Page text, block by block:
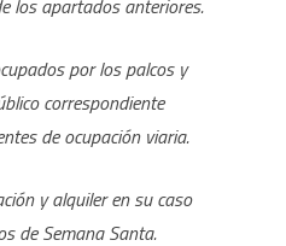
los apartados anteriores.
por los palcos y
correspondiente
de ocupación viaria.
y alquiler en su caso
de Semana Santa.